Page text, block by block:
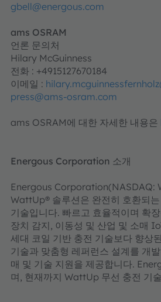
gbell@energous.com
ams OSRAM
언론 문의처
Hilary McGuinness
전화 : +4915127670184
이메일 :
press@ams-osram.com
ams OSRAM에 대한 자세한 내용은
Energous Corporation 소개
Energous Corporation(NASDAQ:
WattUp® 솔루션은 완전히 호환되
기술입니다. 빠르고 효율적이며 확
장치 감지, 이동성 및 산업 및 소매
세대 코일 기반 충전 기술보다 향상
기술과 맞춤형 레퍼런스 설계를 개
매 및 기술 지원을 제공합니다.
며, 현재까지 WattUp 무선 충전 기